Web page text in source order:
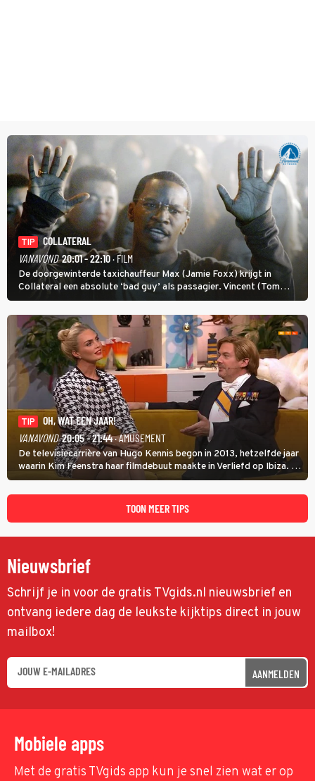
TIP
COLLATERAL
VANAVOND 20:01 - 22:10· FILM
De doorgewinterde taxichauffeur Max (Jamie Foxx) krijgt in
Collateral een absolute ‘bad guy’ als passagier. Vincent (Tom
Cruise) heeft hem nodig om hem de stad door te loodsen om een
wel heel lugubere reden.
TIP
OH, WAT EEN JAAR!
VANAVOND 20:05 - 21:44· AMUSEMENT
De televisiecarrière van Hugo Kennis begon in 2013, hetzelfde jaar
waarin Kim Feenstra haar filmdebuut maakte in Verliefd op Ibiza. In
Oh, Wat een Jaar! wordt duidelijk wat ze nog meer weten van het
jaar waarin ze allebei eindtwintigers waren.
TOON MEER TIPS
Nieuwsbrief
Schrijf je in voor de gratis TVgids.nl nieuwsbrief en
ontvang iedere dag de leukste kijktips direct in jouw
mailbox!
AANMELDEN
Mobiele apps
Met de gratis TVgids app kun je snel zien wat er op